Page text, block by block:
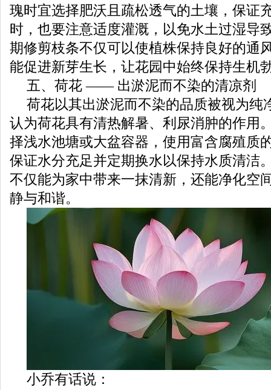
瑰时宜选择肥沃且疏松透气的土壤，保证
时，也要注意适度灌溉，以免水土过湿导
期修剪枝条不仅可以使植株保持良好的通
能促进新芽生长，让花园中始终保持生机
五、荷花 —— 出淤泥而不染的清凉剂
荷花以其出淤泥而不染的品质被视为纯
认为荷花具有清热解暑、利尿消肿的作用
择浅水池塘或大盆容器，使用富含腐殖质
保证水分充足并定期换水以保持水质清洁
不仅能为家中带来一抹清新，还能净化空
静与和谐。
小乔有话说：